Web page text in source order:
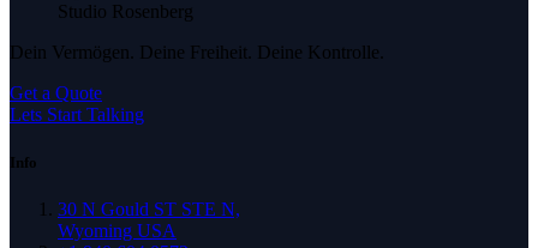
Studio Rosenberg
Dein Vermögen. Deine Freiheit. Deine Kontrolle.
Get a Quote
Lets Start Talking
Info
30 N Gould ST STE N,
Wyoming USA